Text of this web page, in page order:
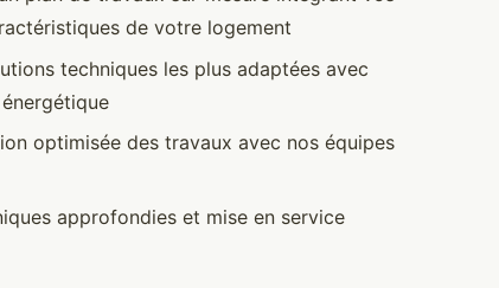
de votre logement
techniques les plus adaptées avec
optimisée des travaux avec nos équipes
approfondies et mise en service